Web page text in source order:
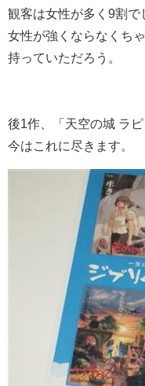
観客は女性が多く9割で
女性が強くならなくち
持っていただろう。
後1作、「天空の城 ラ
今はこれに尽きます。